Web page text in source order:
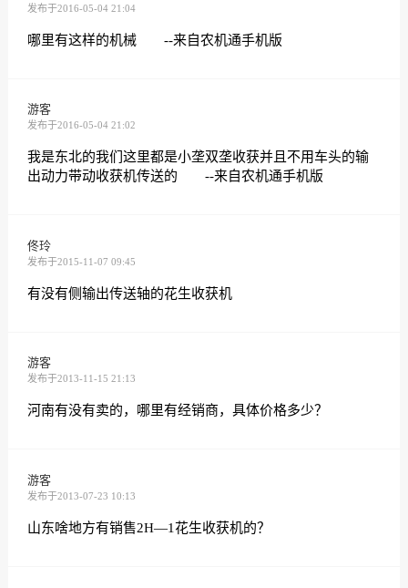
发布于2016-05-04 21:04
哪里有这样的机械 --来自农机通手机版
游客
发布于2016-05-04 21:02
我是东北的我们这里都是小垄双垄收获并且不用车头的输
出动力带动收获机传送的 --来自农机通手机版
佟玲
发布于2015-11-07 09:45
有没有侧输出传送轴的花生收获机
游客
发布于2013-11-15 21:13
河南有没有卖的，哪里有经销商，具体价格多少？
游客
发布于2013-07-23 10:13
山东啥地方有销售2H—1花生收获机的？